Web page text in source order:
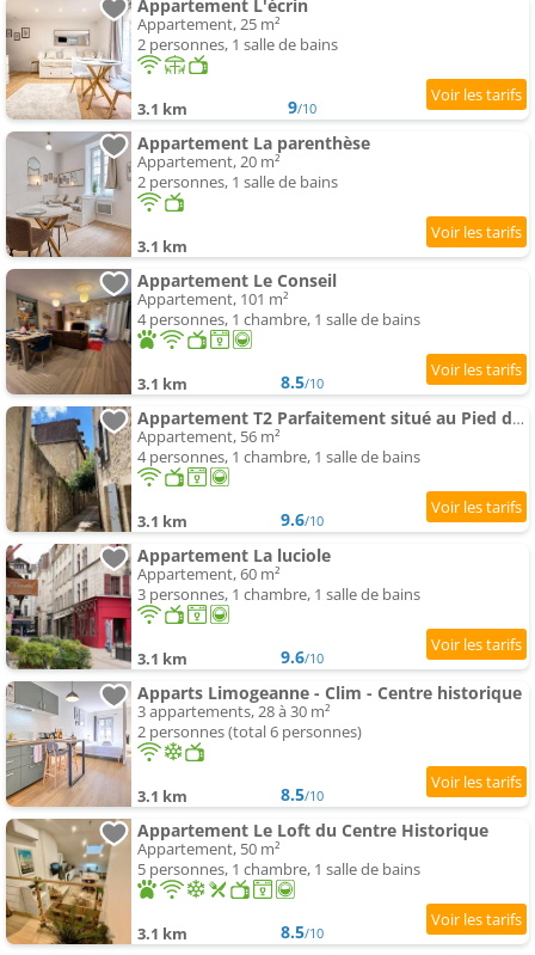
Appartement L'écrin
Appartement, 25 m²
2 personnes, 1 salle de bains
3.1 km 9/10
Appartement La parenthèse
Appartement, 20 m²
2 personnes, 1 salle de bains
3.1 km
Appartement Le Conseil
Appartement, 101 m²
4 personnes, 1 chambre, 1 salle de bains
3.1 km 8.5/10
Appartement T2 Parfaitement situé au Pied de la Cathédrale
Appartement, 56 m²
4 personnes, 1 chambre, 1 salle de bains
3.1 km 9.6/10
Appartement La luciole
Appartement, 60 m²
3 personnes, 1 chambre, 1 salle de bains
3.1 km 9.6/10
Apparts Limogeanne - Clim - Centre historique
3 appartements, 28 à 30 m²
2 personnes (total 6 personnes)
3.1 km 8.5/10
Appartement Le Loft du Centre Historique
Appartement, 50 m²
5 personnes, 1 chambre, 1 salle de bains
3.1 km 8.5/10